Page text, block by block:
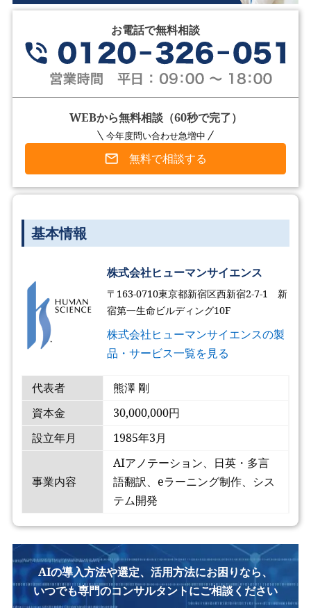
お電話で無料相談
WEBから無料相談（60秒で完了）
今年度問い合わせ急増中
無料で相談する
基本情報
株式会社ヒューマンサイエンス
〒163-0710東京都新宿区西新宿2-7-1 新
宿第一生命ビルディング10F
株式会社ヒューマンサイエンスの製
品・サービス一覧を見る
代表者
熊澤 剛
資本金
30,000,000円
設立年月
1985年3月
事業内容
AIアノテーション、日英・多言
語翻訳、eラーニング制作、シス
テム開発
AIの導入方法や選定、活用方法にお困りなら、
いつでも専門のコンサルタントにご相談ください